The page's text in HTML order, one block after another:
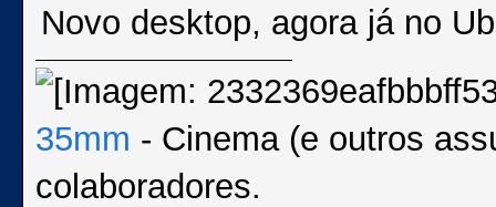
Novo desktop, agora já no
35mm - Cinema (e outros
colaboradores.